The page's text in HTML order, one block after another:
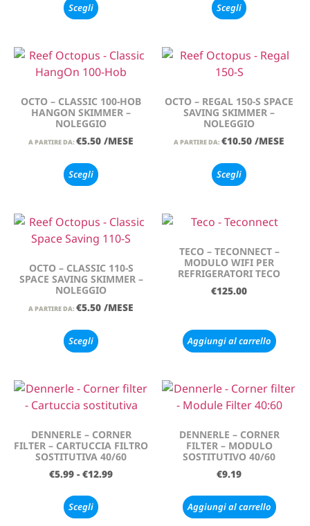
Scegli Scegli
OCTO – CLASSIC 100-HOB
HANGON SKIMMER –
NOLEGGIO
A PARTIRE DA: €5.50 /MESE
Scegli
OCTO – REGAL 150-S SPACE
SAVING SKIMMER –
NOLEGGIO
A PARTIRE DA: €10.50 /MESE
Scegli
OCTO – CLASSIC 110-S
SPACE SAVING SKIMMER –
NOLEGGIO
A PARTIRE DA: €5.50 /MESE
Scegli
TECO – TECONNECT –
MODULO WIFI PER
REFRIGERATORI TECO
€125.00
Aggiungi al carrello
DENNERLE – CORNER
FILTER – CARTUCCIA FILTRO
SOSTITUTIVA 40/60
€5.99 - €12.99
Scegli
DENNERLE – CORNER
FILTER – MODULO
SOSTITUTIVO 40/60
€9.19
Aggiungi al carrello